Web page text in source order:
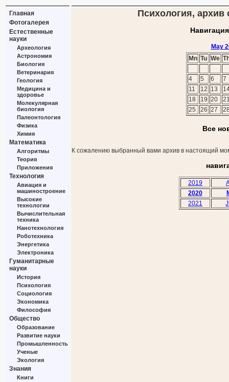
Главная
Фотогалерея
Естественные
науки
Археология
Астрономия
Биология
Ветеринария
Геология
Медицина и
здоровье
Молекулярная
биология
Палеонтология
Физика
Химия
Математика
Алгоритмы
Теория
Приложения
Технология
Авиация и
машиностроение
Высокие
технологии
Вычислительная
техника
Нанотехнология
Роботехника
Энергетика
Электроника
Гуманитарные
науки
История
Психология
Социология
Экономика
Философия
Общество
Образование
Развитие науки
Промышленность
Ученые
Экология
Знания
Книги
Психология, архив
May
Mn Tu We
4 5 6
7
11
12 13
18
19 20
25
26 27
Все
К сожалению выбранный вами архив в настоящий
2019
2020
2021